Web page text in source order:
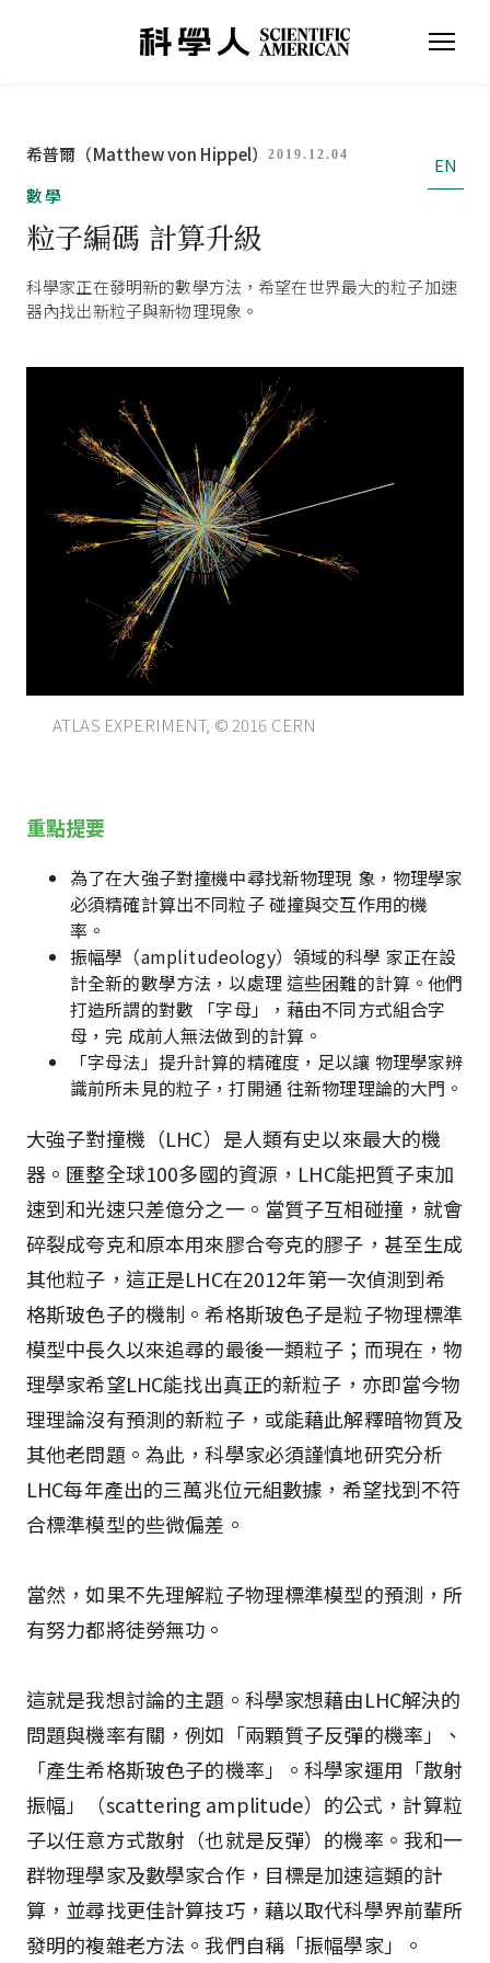
希普爾（Matthew von Hippel）2019.12.04
EN
數學
粒子編碼 計算升級
科學家正在發明新的數學方法，希望在世界最大的粒子加速
器內找出新粒子與新物理現象。
ATLAS EXPERIMENT, © 2016 CERN
重點提要
為了在大強子對撞機中尋找新物理現 象，物理學家
必須精確計算出不同粒子 碰撞與交互作用的機
率。
振幅學（amplitudeology）領域的科學 家正在設
計全新的數學方法，以處理 這些困難的計算。他們
打造所謂的對數 「字母」，藉由不同方式組合字
母，完 成前人無法做到的計算。
「字母法」提升計算的精確度，足以讓 物理學家辨
識前所未見的粒子，打開通 往新物理理論的大門。
大強子對撞機（LHC）是人類有史以來最大的機
器。匯整全球100多國的資源，LHC能把質子束加
速到和光速只差億分之一。當質子互相碰撞，就會
碎裂成夸克和原本用來膠合夸克的膠子，甚至生成
其他粒子，這正是LHC在2012年第一次偵測到希
格斯玻色子的機制。希格斯玻色子是粒子物理標準
模型中長久以來追尋的最後一類粒子；而現在，物
理學家希望LHC能找出真正的新粒子，亦即當今物
理理論沒有預測的新粒子，或能藉此解釋暗物質及
其他老問題。為此，科學家必須謹慎地研究分析
LHC每年產出的三萬兆位元組數據，希望找到不符
合標準模型的些微偏差。
當然，如果不先理解粒子物理標準模型的預測，所
有努力都將徒勞無功。
這就是我想討論的主題。科學家想藉由LHC解決的
問題與機率有關，例如「兩顆質子反彈的機率」、
「產生希格斯玻色子的機率」。科學家運用「散射
振幅」（scattering amplitude）的公式，計算粒
子以任意方式散射（也就是反彈）的機率。我和一
群物理學家及數學家合作，目標是加速這類的計
算，並尋找更佳計算技巧，藉以取代科學界前輩所
發明的複雜老方法。我們自稱「振幅學家」。